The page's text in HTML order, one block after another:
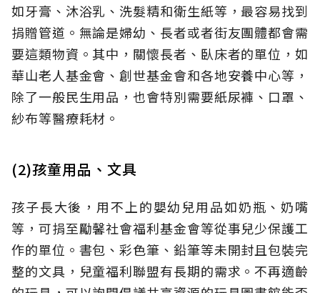
如牙膏、沐浴乳、洗髮精和衛生紙等，最容易找到
捐贈管道。無論是婦幼、長者或者街友團體都會需
要這類物資。其中，關懷長者、臥床者的單位，如
華山老人基金會、創世基金會和各地安養中心等，
除了一般民生用品，也會特別需要紙尿褲、口罩、
紗布等醫療耗材。
(2)孩童用品、文具
孩子長大後，用不上的嬰幼兒用品如奶瓶、奶嘴
等，可捐至勵馨社會福利基金會等從事兒少保護工
作的單位。書包、彩色筆、鉛筆等未開封且包裝完
整的文具，兒童福利聯盟有長期的需求。不再適齡